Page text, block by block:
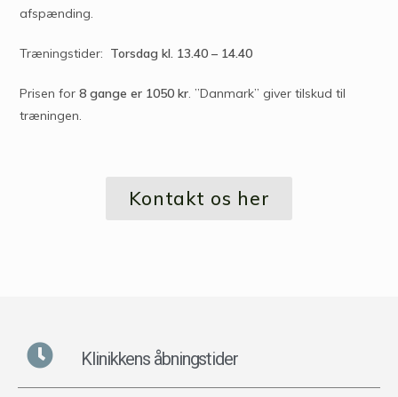
afspænding.
Træningstider: Torsdag kl. 13.40 – 14.40
Prisen for8 gange er 1050 kr. ”Danmark” giver tilskud til
træningen.
Kontakt os her
Klinikkens åbningstider